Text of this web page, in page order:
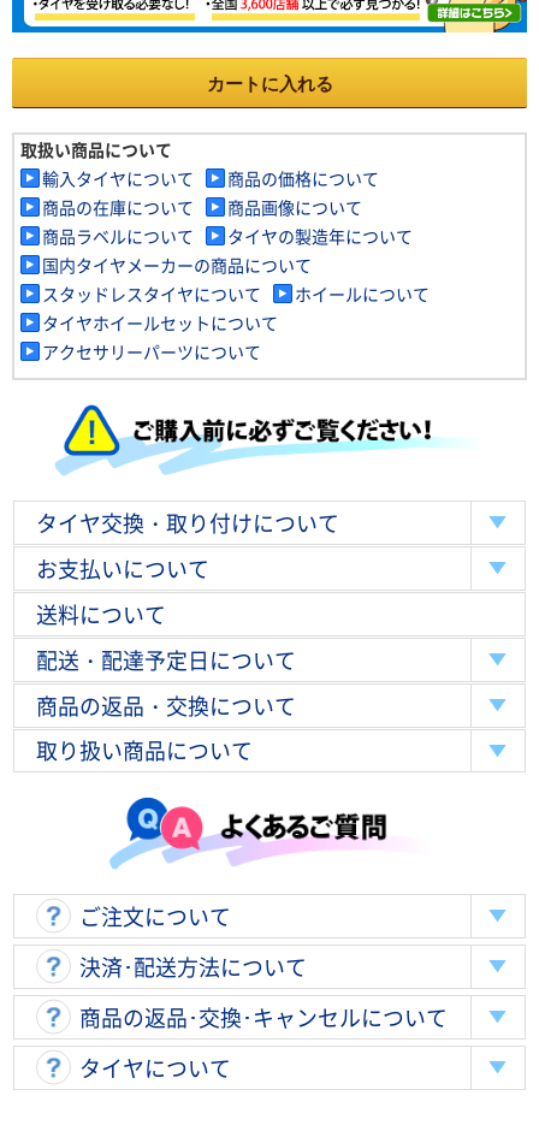
カートに入れる
取扱い商品について
輸入タイヤについて
商品の価格について
商品の在庫について
商品画像について
商品ラベルについて
タイヤの製造年について
国内タイヤメーカーの商品について
スタッドレスタイヤについて
ホイールについて
タイヤホイールセットについて
アクセサリーパーツについて
タイヤ交換・取り付けについて
お支払いについて
送料について
配送・配達予定日について
商品の返品・交換について
取り扱い商品について
ご注文について
決済･配送方法について
商品の返品･交換･キャンセルについて
タイヤについて